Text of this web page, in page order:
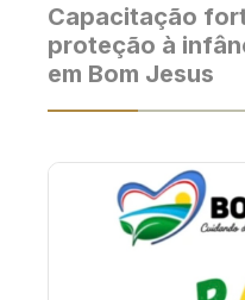
Capacitação
proteção à
em Bom Jesus